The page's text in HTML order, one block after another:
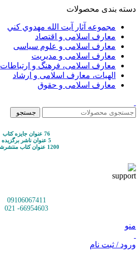
دسته بندی محصولات
مجموعه آثار آيت الله مهدوي كني
معارف اسلامی و اقتصاد
معارف اسلامی و علوم سیاسی
معارف اسلامی و مدیریت
معارف اسلامی، فرهنگ و ارتباطات
الهیات، معارف اسلامی و ارشاد
معارف اسلامی و حقوق
جستجو
76 عنوان جایزه کتاب
5 عنوان ناشر برگزیده
1200 عنوان کتاب منتشرشده
09106067411
66954603- 021
منو
ورود / ثبت نام